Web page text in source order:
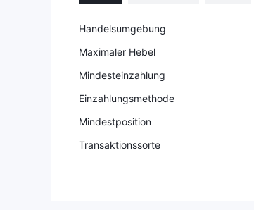
Handelsumgebung
Maximaler Hebel
Mindesteinzahlung
Einzahlungsmethode
Mindestposition
Transaktionssorte